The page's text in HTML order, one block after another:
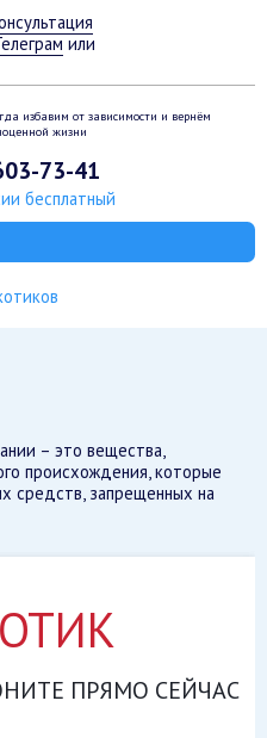
или
избавим от зависимости и вернём
жизни
73-41
бесплатный
– это вещества,
происхождения, которые
средств, запрещенных на
ПРЯМО СЕЙЧАС